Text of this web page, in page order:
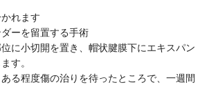
れます
ダーを留置する手術
に小切開を置き、帽状腱膜下にエキスパン
す。
る程度傷の治りを待ったところで、一週間